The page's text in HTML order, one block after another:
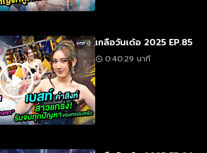
เกลือวันเด้อ 2025 EP.85
0:40:29 นาที